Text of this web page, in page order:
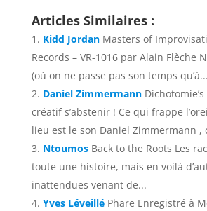
Articles Similaires :
Kidd Jordan Masters of
Records ‎– VR-1016 par Alain Flèche
(où on ne passe pas son temps qu’à...
Daniel Zimmermann
créatif s’abstenir ! Ce qui frappe
lieu est le son Daniel Zimmermann ,
Ntoumos Back to the Roots Les
toute une histoire, mais en voilà
inattendues venant de...
Yves Léveillé Phare Enregistré à